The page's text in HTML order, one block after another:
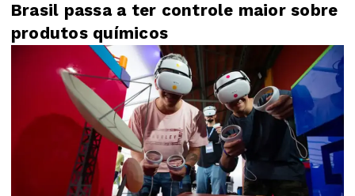
Brasil passa a ter controle maior sobre
produtos químicos